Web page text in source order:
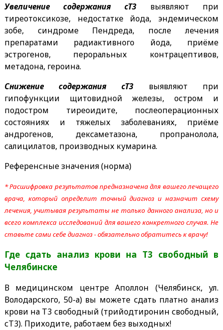
Увеличение содержания сТ3 выявляют при
тиреотоксикозе, недостатке йода, эндемическом
зобе, синдроме Пендреда, после лечения
препаратами радиактивного йода, приёме
эстрогенов, пероральных контрацептивов,
метадона, героина.
Снижение содержания сТ3 выявляют при
гипофункции щитовидной железы, остром и
подостром тиреоидите, послеоперационных
состояниях и тяжелых заболеваниях, приёме
андрогенов, дексаметазона, пропранолола,
салицилатов, производных кумарина.
Референсные значения (норма)
* Расшифровка результатов предназначена для вашего лечащего
врача, который определит точный диагноз и назначит схему
лечения, учитывая результаты не только данного анализа, но и
всего комплекса исследований для вашего конкретного случая. Не
ставьте сами себе диагноз - обязательно обратитесь к врачу!
Где сдать анализ крови на Т3 свободный в
Челябинске
В медицинском центре Аполлон (Челябинск, ул.
Володарского, 50-а) вы можете сдать платно анализ
крови на Т3 свободный (трийодтиронин свободный,
сТ3). Приходите, работаем без выходных!